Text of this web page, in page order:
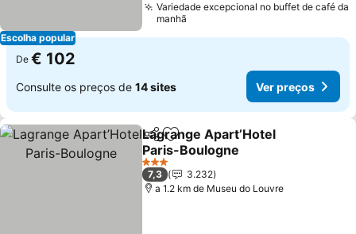
Escolha popular
Variedade excepcional no buffet de café da
manhã
De € 102
Consulte os preços de 14 sites Ver preços
PartilharAdicionar aos favoritos
Lagrange Apart’Hotel
Paris-Boulogne
Ver preços
3 Estrelas
7,3
3.232
a 1.2 km de Museu do Louvre